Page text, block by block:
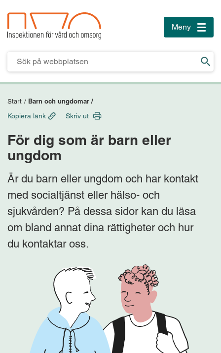
innehåll
sidfoten
Meny
Toggle
Start / Barn och ungdomar /
För dig som är barn eller
ungdom
Är du barn eller ungdom och har kontakt
med socialtjänst eller hälso- och
sjukvården? På dessa sidor kan du läsa
om bland annat dina rättigheter och hur
du kontaktar oss.
Kopiera länk Skriv ut